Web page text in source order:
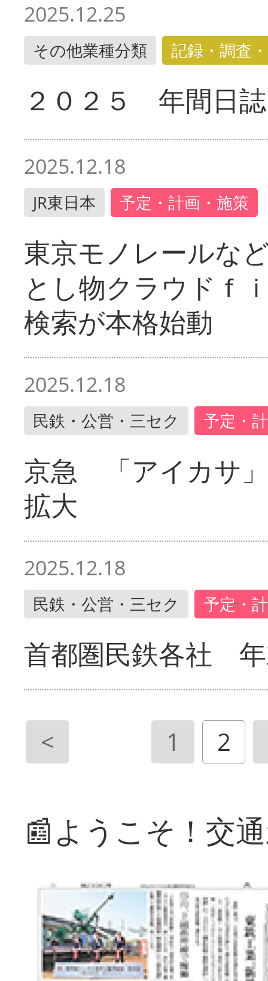
2025.12.25
その他業種分類 記録・調査
２０２５ 年間日誌
2025.12.18
JR東日本 予定・計画・施策
東京モノレールな
とし物クラウドｆ
検索が本格始動
2025.12.18
民鉄・公営・三セク 予定・
京急 「アイカサ
拡大
2025.12.18
民鉄・公営・三セク 予定・
首都圏民鉄各社
< 1 2
📰ようこそ！交